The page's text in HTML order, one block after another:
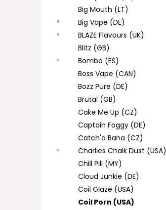
Big Mouth (LT)
Big Vape (DE)
BLAZE Flavours (UK)
Blitz (GB)
Bombo (ES)
Boss Vape (CAN)
Bozz Pure (DE)
Brutal (GB)
Cake Me Up (CZ)
Captain Foggy (DE)
Catch'a Bana (CZ)
Charlies Chalk Dust (USA)
Chill Pill (MY)
Cloud Junkie (DE)
Coil Glaze (USA)
Coil Porn (USA)